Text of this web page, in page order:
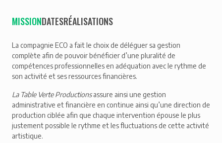
MISSIONDATESRÉALISATIONS
La compagnie ECO a fait le choix de déléguer sa gestion
complète afin de pouvoir bénéficier d’une pluralité de
compétences professionnelles en adéquation avec le rythme de
son activité et ses ressources financières.
La Table Verte Productionsassure ainsi une gestion
administrative et financière en continue ainsi qu’une direction de
production ciblée afin que chaque intervention épouse le plus
justement possible le rythme et les fluctuations de cette activité
artistique.